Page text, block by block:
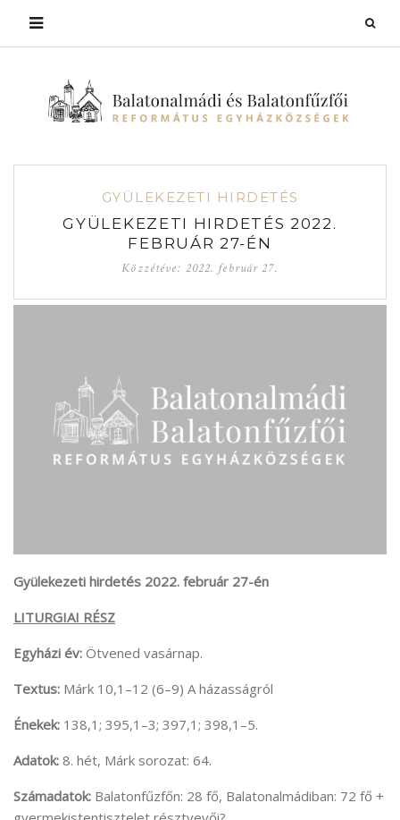
GYÜLEKEZETI HIRDETÉS
GYÜLEKEZETI HIRDETÉS 2022.
FEBRUÁR 27-ÉN
Közzétéve: 2022. február 27.
Gyülekezeti hirdetés 2022. február 27-én
LITURGIAI RÉSZ
Egyházi év: Ötvened vasárnap.
Textus: Márk 10,1–12 (6–9) A házasságról
Énekek: 138,1; 395,1–3; 397,1; 398,1–5.
Adatok: 8. hét, Márk sorozat: 64.
Számadatok: Balatonfűzfőn: 28 fő, Balatonalmádiban: 72 fő +